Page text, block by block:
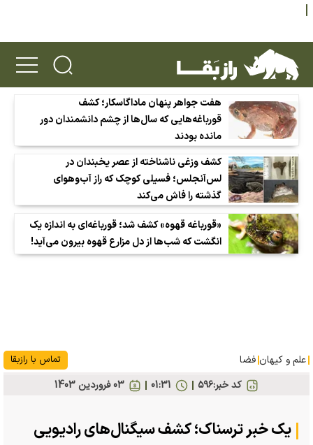
هفت جواهر پنهان ماداگاسکار؛ کشف
قورباغه‌هایی که سال‌ها از چشم دانشمندان دور
مانده بودند
کشف وزغی ناشناخته از عصر یخبندان در
لس‌آنجلس؛ فسیلی کوچک که راز آب‌وهوای
گذشته را فاش می‌کند
«قورباغه قهوه» کشف شد؛ قورباغه‌ای به اندازه یک
انگشت که شب‌ها از دل مزارع قهوه بیرون می‌آید!
علم و کیهان فضا تماس با رازبقا
کد خبر:۵۹۶ 03 فروردين 1403 01:31
یک خبر ترسناک؛ کشف سیگنال‌های رادیویی